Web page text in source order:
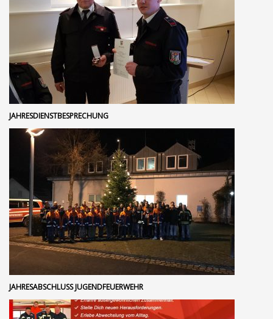
JAHRESDIENSTBESPRECHUNG
JAHRESABSCHLUSS JUGENDFEUERWEHR